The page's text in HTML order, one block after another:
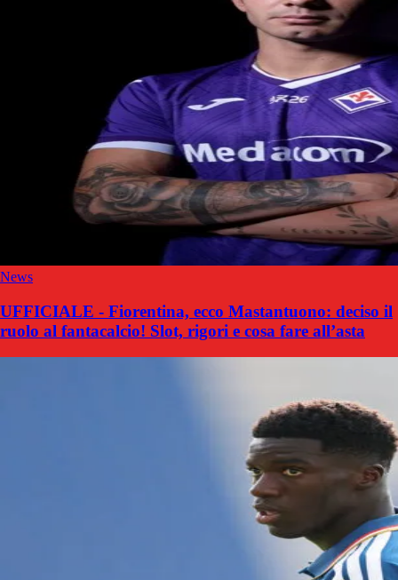
News
UFFICIALE - Fiorentina, ecco Mastantuono: deciso il
ruolo al fantacalcio! Slot, rigori e cosa fare all’asta